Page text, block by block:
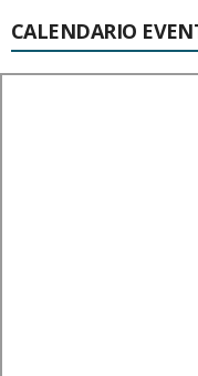
CALENDARIO